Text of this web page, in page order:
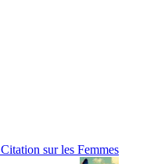
Citation sur les Femmes